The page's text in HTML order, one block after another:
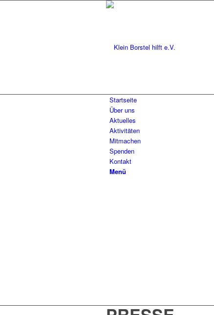
Startseite
Über uns
Aktuelles
Aktivitäten
Mitmachen
Spenden
Kontakt
Menü